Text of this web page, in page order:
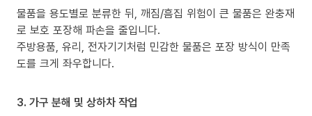
물품을 용도별로 분류한 뒤, 깨짐/흠집 위험이 큰 물품은 완충재
로 보호 포장해 파손을 줄입니다.
주방용품, 유리, 전자기기처럼 민감한 물품은 포장 방식이 만족
도를 크게 좌우합니다.
3. 가구 분해 및 상하차 작업